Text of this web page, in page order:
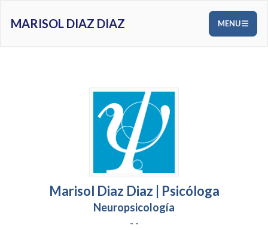
MARISOL DIAZ DIAZ MENU
Marisol Diaz Diaz | Psicóloga
Neuropsicología
- -